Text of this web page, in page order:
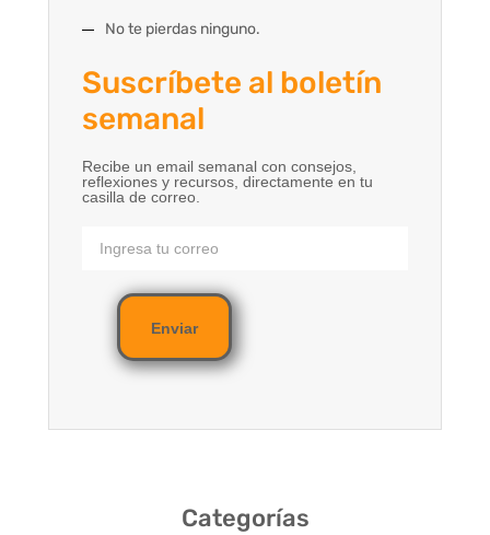
No te pierdas ninguno.
Suscríbete al boletín
semanal
Recibe un email semanal con consejos,
reflexiones y recursos, directamente en tu
casilla de correo.
Enviar
Categorías